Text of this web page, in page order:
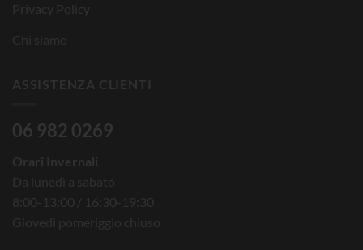
Privacy Policy
Chi siamo
ASSISTENZA CLIENTI
06 982 0269
Orari Invernali
Da lunedì a sabato
8:00-13:00 / 16:30-19:30
Giovedì pomeriggio chiuso